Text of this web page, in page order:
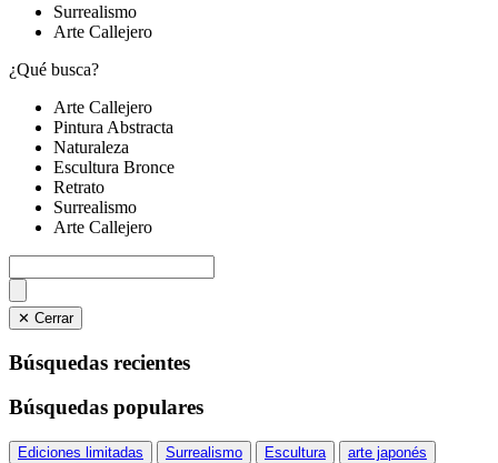
Surrealismo
Arte Callejero
¿Qué busca?
Arte Callejero
Pintura Abstracta
Naturaleza
Escultura Bronce
Retrato
Surrealismo
Arte Callejero
✕ Cerrar
Búsquedas recientes
Búsquedas populares
Ediciones limitadas Surrealismo Escultura
arte japonés